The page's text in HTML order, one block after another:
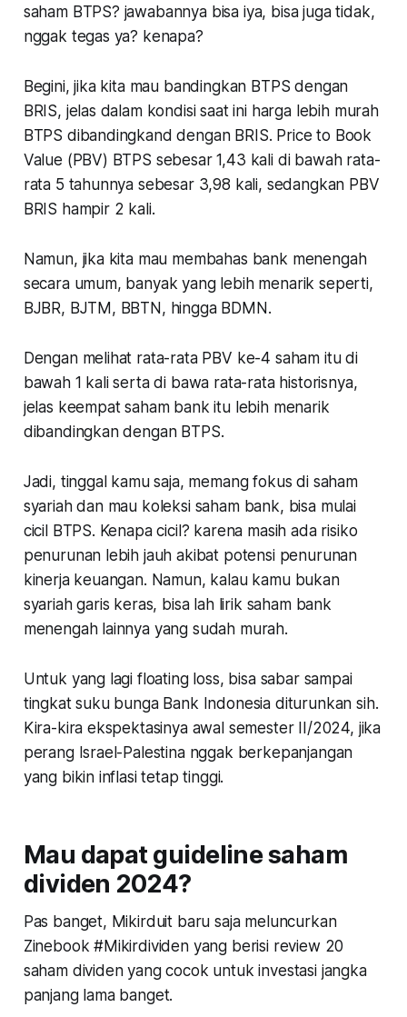
saham BTPS? jawabannya bisa iya, bisa juga tidak,
nggak tegas ya? kenapa?
Begini, jika kita mau bandingkan BTPS dengan
BRIS, jelas dalam kondisi saat ini harga lebih murah
BTPS dibandingkand dengan BRIS. Price to Book
Value (PBV) BTPS sebesar 1,43 kali di bawah rata-
rata 5 tahunnya sebesar 3,98 kali, sedangkan PBV
BRIS hampir 2 kali.
Namun, jika kita mau membahas bank menengah
secara umum, banyak yang lebih menarik seperti,
BJBR, BJTM, BBTN, hingga BDMN.
Dengan melihat rata-rata PBV ke-4 saham itu di
bawah 1 kali serta di bawa rata-rata historisnya,
jelas keempat saham bank itu lebih menarik
dibandingkan dengan BTPS.
Jadi, tinggal kamu saja, memang fokus di saham
syariah dan mau koleksi saham bank, bisa mulai
cicil BTPS. Kenapa cicil? karena masih ada risiko
penurunan lebih jauh akibat potensi penurunan
kinerja keuangan. Namun, kalau kamu bukan
syariah garis keras, bisa lah lirik saham bank
menengah lainnya yang sudah murah.
Untuk yang lagi floating loss, bisa sabar sampai
tingkat suku bunga Bank Indonesia diturunkan sih.
Kira-kira ekspektasinya awal semester II/2024, jika
perang Israel-Palestina nggak berkepanjangan
yang bikin inflasi tetap tinggi.
Mau dapat guideline saham
dividen 2024?
Pas banget, Mikirduit baru saja meluncurkan
Zinebook #Mikirdividen yang berisi review 20
saham dividen yang cocok untuk investasi jangka
panjang lama banget.